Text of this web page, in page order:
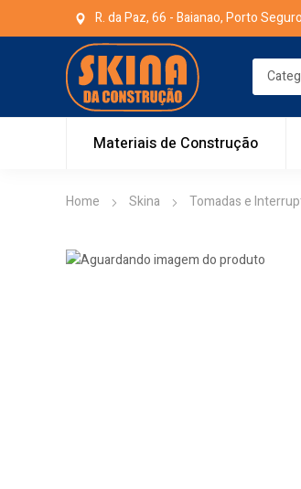
R. da Paz, 66 - Baianao, Porto
Materiais de Construção
Home Skina Tomadas e